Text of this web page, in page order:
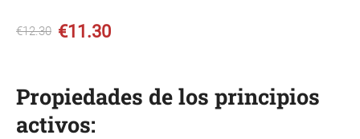
€12.30 €11.30
Propiedades de los principios
activos: